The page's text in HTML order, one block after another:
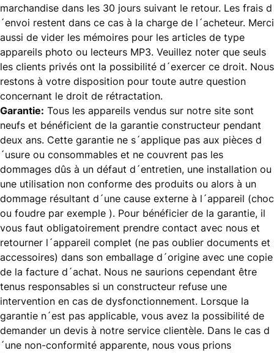
marchandise dans les 30 jours suivant le retour. Les frais d
´envoi restent dans ce cas à la charge de l´acheteur. Merci
aussi de vider les mémoires pour les articles de type
appareils photo ou lecteurs MP3. Veuillez noter que seuls
les clients privés ont la possibilité d´exercer ce droit. Nous
restons à votre disposition pour toute autre question
concernant le droit de rétractation.
Garantie: Tous les appareils vendus sur notre site sont
neufs et bénéficient de la garantie constructeur pendant
deux ans. Cette garantie ne s´applique pas aux pièces d
´usure ou consommables et ne couvrent pas les
dommages dûs à un défaut d´entretien, une installation ou
une utilisation non conforme des produits ou alors à un
dommage résultant d´une cause externe à l´appareil (choc
ou foudre par exemple ). Pour bénéficier de la garantie, il
vous faut obligatoirement prendre contact avec nous et
retourner l´appareil complet (ne pas oublier documents et
accessoires) dans son emballage d´origine avec une copie
de la facture d´achat. Nous ne saurions cependant être
tenus responsables si un constructeur refuse une
intervention en cas de dysfonctionnement. Lorsque la
garantie n´est pas applicable, vous avez la possibilité de
demander un devis à notre service clientèle. Dans le cas d
´une non-conformité apparente, nous vous prions